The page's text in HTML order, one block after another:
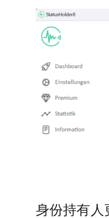
身份持有人